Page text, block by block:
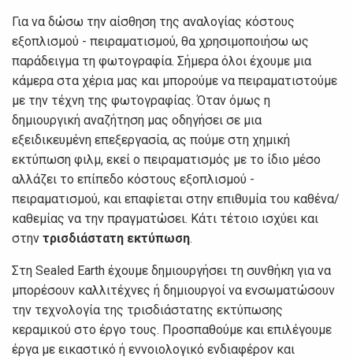
Για να δώσω την αίσθηση της αναλογίας κόστους
εξοπλισμού - πειραματισμού, θα χρησιμοποιήσω ως
παράδειγμα τη φωτογραφία. Σήμερα όλοι έχουμε μια
κάμερα στα χέρια μας και μπορούμε να πειραματιστούμε
με την τέχνη της φωτογραφίας. Όταν όμως η
δημιουργική αναζήτηση μας οδηγήσει σε μια
εξειδικευμένη επεξεργασία, ας πούμε στη χημική
εκτύπωση φιλμ, εκεί ο πειραματισμός με το ίδιο μέσο
αλλάζει το επίπεδο κόστους εξοπλισμού -
πειραματισμού, και επαφίεται στην επιθυμία του καθένα/
καθεμίας να την πραγματώσει. Κάτι τέτοιο ισχύει και
στην τρισδιάστατη εκτύπωση.
Στη Sealed Earth έχουμε δημιουργήσει τη συνθήκη για να
μπορέσουν καλλιτέχνες ή δημιουργοί να ενσωματώσουν
την τεχνολογία της τρισδιάστατης εκτύπωσης
κεραμικού στο έργο τους. Προσπαθούμε και επιλέγουμε
έργα με εικαστικό ή εννοιολογικό ενδιαφέρον και